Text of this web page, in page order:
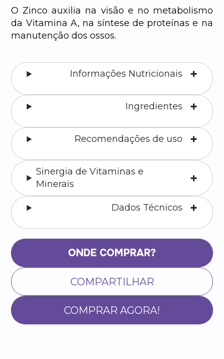
O Zinco auxilia na visão e no metabolismo
da Vitamina A, na síntese de proteínas e na
manutenção dos ossos.
Informações Nutricionais
Ingredientes
Recomendações de uso
Sinergia de Vitaminas e
Minerais
Dados Técnicos
ONDE COMPRAR?
COMPARTILHAR
COMPRAR AGORA!